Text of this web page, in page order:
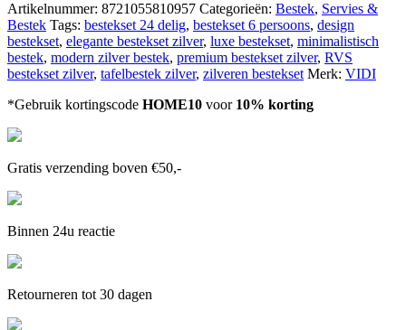
Zilveren
Bestekset
24-
delig
-
6-
RVS
aantal
Artikelnummer: 8721055810957 Categorieën: Bestek, Servies &
Bestek Tags: bestekset 24 delig, bestekset 6 persoons, design
bestekset, elegante bestekset zilver, luxe bestekset, minimalistisch
bestek, modern zilver bestek, premium bestekset zilver, RVS
bestekset zilver, tafelbestek zilver, zilveren bestekset Merk: VIDI
*Gebruik kortingscode HOME10 voor 10% korting
Gratis verzending boven €50,-
Binnen 24u reactie
Retourneren tot 30 dagen